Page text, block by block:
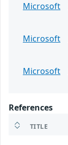
Microsoft
Microsoft
Microsoft
References
TITLE